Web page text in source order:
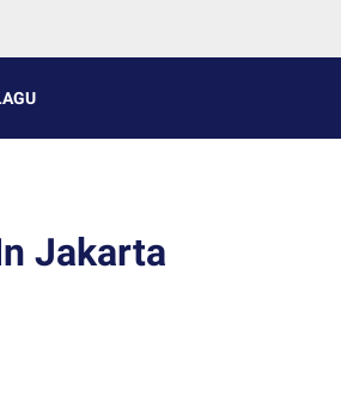
Jakarta